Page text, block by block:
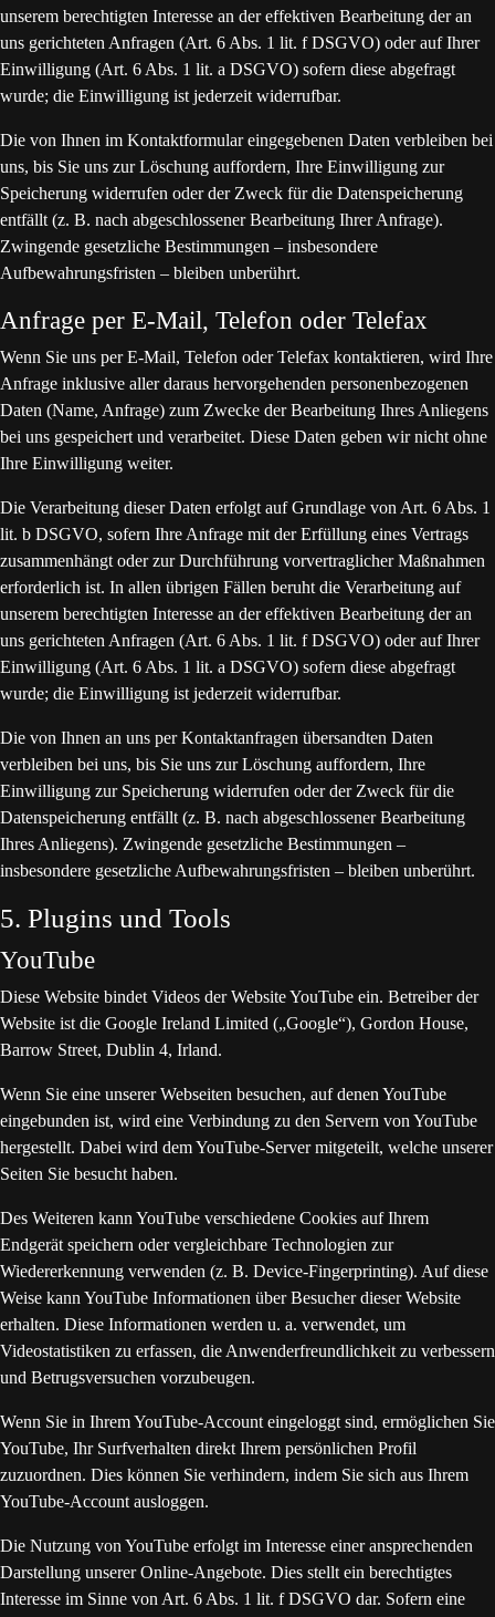
unserem berechtigten Interesse an der effektiven Bearbeitung der an
uns gerichteten Anfragen (Art. 6 Abs. 1 lit. f DSGVO) oder auf Ihrer
Einwilligung (Art. 6 Abs. 1 lit. a DSGVO) sofern diese abgefragt
wurde; die Einwilligung ist jederzeit widerrufbar.
Die von Ihnen im Kontaktformular eingegebenen Daten verbleiben bei
uns, bis Sie uns zur Löschung auffordern, Ihre Einwilligung zur
Speicherung widerrufen oder der Zweck für die Datenspeicherung
entfällt (z. B. nach abgeschlossener Bearbeitung Ihrer Anfrage).
Zwingende gesetzliche Bestimmungen – insbesondere
Aufbewahrungsfristen – bleiben unberührt.
Anfrage per E-Mail, Telefon oder Telefax
Wenn Sie uns per E-Mail, Telefon oder Telefax kontaktieren, wird Ihre
Anfrage inklusive aller daraus hervorgehenden personenbezogenen
Daten (Name, Anfrage) zum Zwecke der Bearbeitung Ihres Anliegens
bei uns gespeichert und verarbeitet. Diese Daten geben wir nicht ohne
Ihre Einwilligung weiter.
Die Verarbeitung dieser Daten erfolgt auf Grundlage von Art. 6 Abs. 1
lit. b DSGVO, sofern Ihre Anfrage mit der Erfüllung eines Vertrags
zusammenhängt oder zur Durchführung vorvertraglicher Maßnahmen
erforderlich ist. In allen übrigen Fällen beruht die Verarbeitung auf
unserem berechtigten Interesse an der effektiven Bearbeitung der an
uns gerichteten Anfragen (Art. 6 Abs. 1 lit. f DSGVO) oder auf Ihrer
Einwilligung (Art. 6 Abs. 1 lit. a DSGVO) sofern diese abgefragt
wurde; die Einwilligung ist jederzeit widerrufbar.
Die von Ihnen an uns per Kontaktanfragen übersandten Daten
verbleiben bei uns, bis Sie uns zur Löschung auffordern, Ihre
Einwilligung zur Speicherung widerrufen oder der Zweck für die
Datenspeicherung entfällt (z. B. nach abgeschlossener Bearbeitung
Ihres Anliegens). Zwingende gesetzliche Bestimmungen –
insbesondere gesetzliche Aufbewahrungsfristen – bleiben unberührt.
5. Plugins und Tools
YouTube
Diese Website bindet Videos der Website YouTube ein. Betreiber der
Website ist die Google Ireland Limited („Google“), Gordon House,
Barrow Street, Dublin 4, Irland.
Wenn Sie eine unserer Webseiten besuchen, auf denen YouTube
eingebunden ist, wird eine Verbindung zu den Servern von YouTube
hergestellt. Dabei wird dem YouTube-Server mitgeteilt, welche unserer
Seiten Sie besucht haben.
Des Weiteren kann YouTube verschiedene Cookies auf Ihrem
Endgerät speichern oder vergleichbare Technologien zur
Wiedererkennung verwenden (z. B. Device-Fingerprinting). Auf diese
Weise kann YouTube Informationen über Besucher dieser Website
erhalten. Diese Informationen werden u. a. verwendet, um
Videostatistiken zu erfassen, die Anwenderfreundlichkeit zu verbessern
und Betrugsversuchen vorzubeugen.
Wenn Sie in Ihrem YouTube-Account eingeloggt sind, ermöglichen Sie
YouTube, Ihr Surfverhalten direkt Ihrem persönlichen Profil
zuzuordnen. Dies können Sie verhindern, indem Sie sich aus Ihrem
YouTube-Account ausloggen.
Die Nutzung von YouTube erfolgt im Interesse einer ansprechenden
Darstellung unserer Online-Angebote. Dies stellt ein berechtigtes
Interesse im Sinne von Art. 6 Abs. 1 lit. f DSGVO dar. Sofern eine